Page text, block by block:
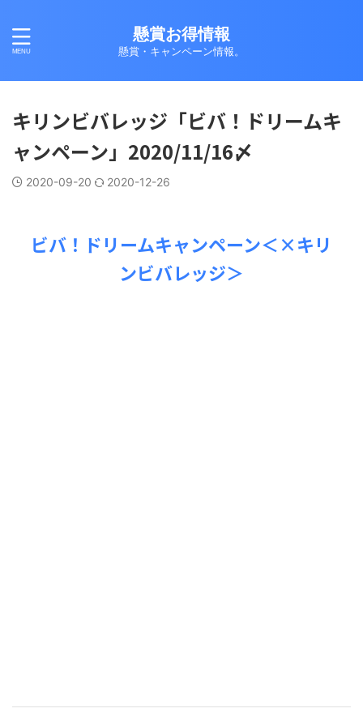
懸賞お得情報
懸賞・キャンペーン情報。
キリンビバレッジ「ビバ！ドリームキ
ャンペーン」2020/11/16〆
2020-09-20 2020-12-26
ビバ！ドリームキャンペーン＜×キリ
ンビバレッジ＞